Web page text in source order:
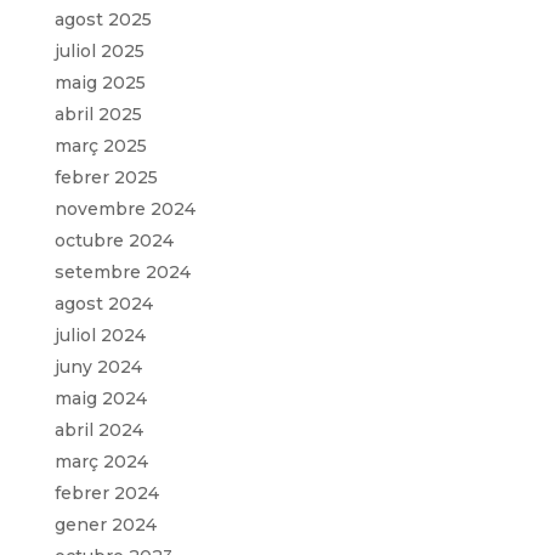
agost 2025
juliol 2025
maig 2025
abril 2025
març 2025
febrer 2025
novembre 2024
octubre 2024
setembre 2024
agost 2024
juliol 2024
juny 2024
maig 2024
abril 2024
març 2024
febrer 2024
gener 2024